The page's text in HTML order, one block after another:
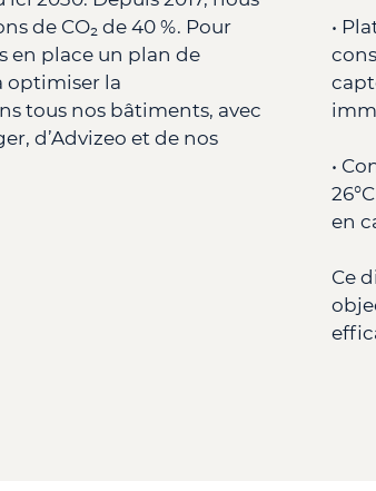
de CO₂ de 40 %. Pour
en place un plan de
optimiser la
tous nos bâtiments, avec
d’Advizeo et de nos
•
•
en
Ce